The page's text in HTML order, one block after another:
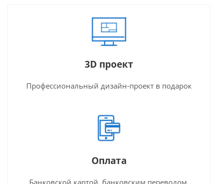
3D проект
Профессиональный дизайн-проект в подарок
Оплата
Банковской картой, банковским переводом,